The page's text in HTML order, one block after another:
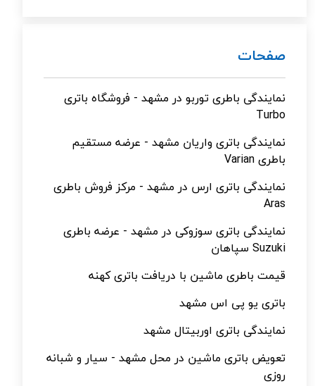
صفحات
نمایندگی باطری توربو در مشهد - فروشگاه باتری
Turbo
نمایندگی باتری واریان مشهد - عرضه مستقیم
باطری Varian
نمایندگی باتری ارس در مشهد - مرکز فروش باطری
Aras
نمایندگی باتری سوزوکی در مشهد - عرضه باطری
Suzuki سپاهان
قیمت باطری ماشین با دریافت باتری کهنه
باتری یو پی اس مشهد
نمایندگی باتری اوربیتال مشهد
تعویض باتری ماشین در محل مشهد - سیار و شبانه
روزی